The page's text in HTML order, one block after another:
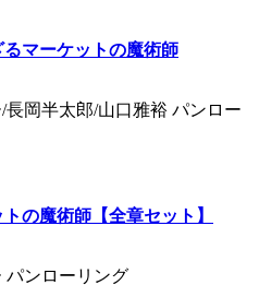
マーケットの魔術師
岡半太郎/山口雅裕 パンロー
の魔術師【全章セット】
パンローリング